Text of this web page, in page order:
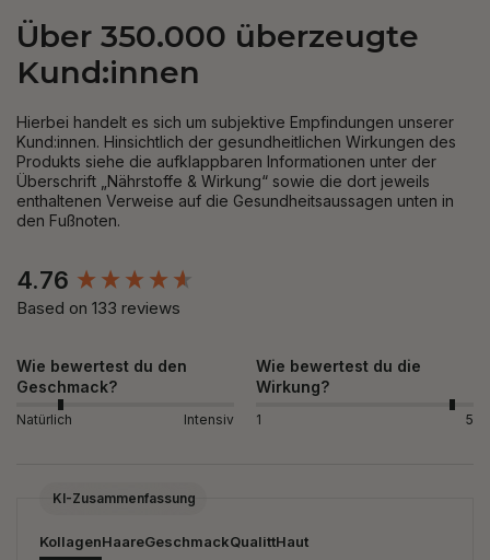
Über 350.000 überzeugte
Kund:innen
Hierbei handelt es sich um subjektive Empfindungen unserer
Kund:innen. Hinsichtlich der gesundheitlichen Wirkungen des
Produkts siehe die aufklappbaren Informationen unter der
Überschrift „Nährstoffe & Wirkung“ sowie die dort jeweils
enthaltenen Verweise auf die Gesundheitsaussagen unten in
den Fußnoten.
4.76
Based on 133 reviews
Wie bewertest du den
Geschmack?
Natürlich Intensiv
Wie bewertest du die
Wirkung?
1 5
KI-Zusammenfassung
KollagenHaareGeschmackQualittHaut
New content loaded